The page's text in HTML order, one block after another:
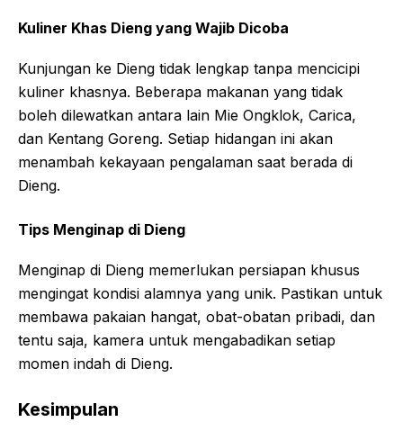
Kuliner Khas Dieng yang Wajib Dicoba
Kunjungan ke Dieng tidak lengkap tanpa mencicipi
kuliner khasnya. Beberapa makanan yang tidak
boleh dilewatkan antara lain Mie Ongklok, Carica,
dan Kentang Goreng. Setiap hidangan ini akan
menambah kekayaan pengalaman saat berada di
Dieng.
Tips Menginap di Dieng
Menginap di Dieng memerlukan persiapan khusus
mengingat kondisi alamnya yang unik. Pastikan untuk
membawa pakaian hangat, obat-obatan pribadi, dan
tentu saja, kamera untuk mengabadikan setiap
momen indah di Dieng.
Kesimpulan